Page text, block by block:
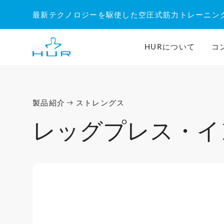
最新テクノロジーを駆使した空圧式筋力トレーニン
HURについて コ
製品紹介 ストレングス
レッグプレス・